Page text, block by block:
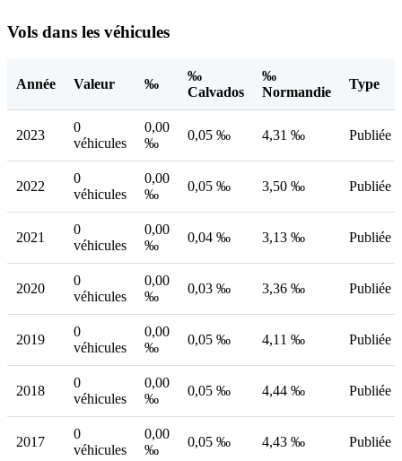
Vols dans les véhicules
Année Valeur ‰
‰
Calvados
‰
Normandie
Type
2023
0
véhicules
0,00
‰
0,05 ‰ 4,31 ‰ Publiée
2022
0
véhicules
0,00
‰
0,05 ‰ 3,50 ‰ Publiée
2021
0
véhicules
0,00
‰
0,04 ‰ 3,13 ‰ Publiée
2020
0
véhicules
0,00
‰
0,03 ‰ 3,36 ‰ Publiée
2019
0
véhicules
0,00
‰
0,05 ‰ 4,11 ‰ Publiée
2018
0
véhicules
0,00
‰
0,05 ‰ 4,44 ‰ Publiée
2017
0
véhicules
0,00
‰
0,05 ‰ 4,43 ‰ Publiée